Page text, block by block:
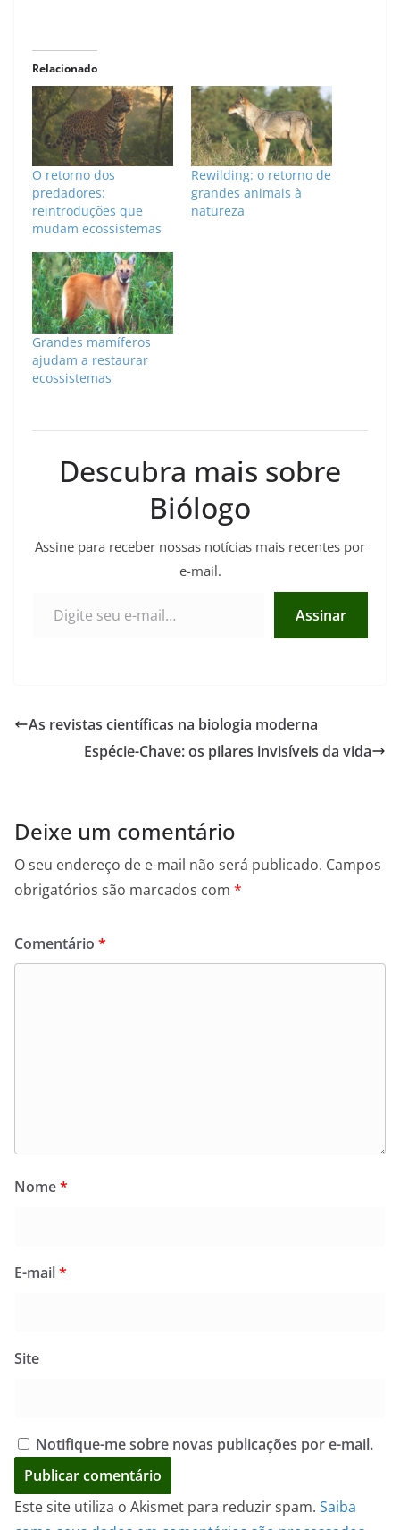
Relacionado
O retorno dos
predadores:
reintroduções que
mudam ecossistemas
Rewilding: o retorno de
grandes animais à
natureza
Grandes mamíferos
ajudam a restaurar
ecossistemas
Descubra mais sobre
Biólogo
Assine para receber nossas notícias mais recentes por
e-mail.
Assinar
As revistas científicas na biologia moderna
Espécie-Chave: os pilares invisíveis da vida
Deixe um comentário
O seu endereço de e-mail não será publicado. Campos
obrigatórios são marcados com *
Comentário *
Nome*
E-mail*
Site
Notifique-me sobre novas publicações por e-mail.
Este site utiliza o Akismet para reduzir spam. Saiba